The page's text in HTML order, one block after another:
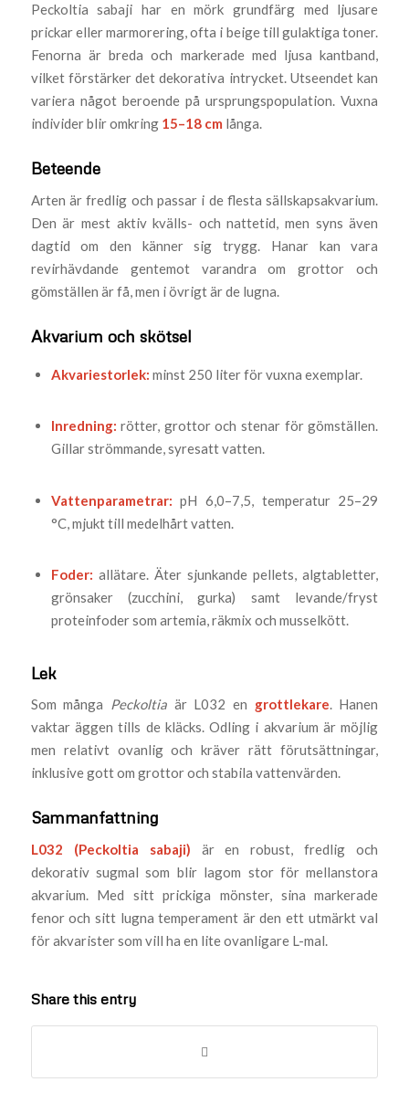
Peckoltia sabaji har en mörk grundfärg med ljusare
prickar eller marmorering, ofta i beige till gulaktiga toner.
Fenorna är breda och markerade med ljusa kantband,
vilket förstärker det dekorativa intrycket. Utseendet kan
variera något beroende på ursprungspopulation. Vuxna
individer blir omkring 15–18 cm långa.
Beteende
Arten är fredlig och passar i de flesta sällskapsakvarium.
Den är mest aktiv kvälls- och nattetid, men syns även
dagtid om den känner sig trygg. Hanar kan vara
revirhävdande gentemot varandra om grottor och
gömställen är få, men i övrigt är de lugna.
Akvarium och skötsel
Akvariestorlek: minst 250 liter för vuxna exemplar.
Inredning: rötter, grottor och stenar för gömställen.
Gillar strömmande, syresatt vatten.
Vattenparametrar: pH 6,0–7,5, temperatur 25–29
°C, mjukt till medelhårt vatten.
Foder: allätare. Äter sjunkande pellets, algtabletter,
grönsaker (zucchini, gurka) samt levande/fryst
proteinfoder som artemia, räkmix och musselkött.
Lek
Som många Peckoltiaär L032 en grottlekare. Hanen
vaktar äggen tills de kläcks. Odling i akvarium är möjlig
men relativt ovanlig och kräver rätt förutsättningar,
inklusive gott om grottor och stabila vattenvärden.
Sammanfattning
L032 (Peckoltia sabaji) är en robust, fredlig och
dekorativ sugmal som blir lagom stor för mellanstora
akvarium. Med sitt prickiga mönster, sina markerade
fenor och sitt lugna temperament är den ett utmärkt val
för akvarister som vill ha en lite ovanligare L-mal.
Share this entry